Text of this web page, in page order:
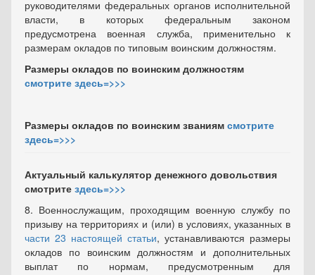
руководителями федеральных органов исполнительной
власти, в которых федеральным законом
предусмотрена военная служба, применительно к
размерам окладов по типовым воинским должностям.
Размеры окладов по воинским должностям
смотрите здесь=>>>
Размеры окладов по воинским званиям смотрите
здесь=>>>
Актуальный калькулятор денежного довольствия
смотрите здесь=>>>
8. Военнослужащим, проходящим военную службу по
призыву на территориях и (или) в условиях, указанных в
части 23 настоящей статьи, устанавливаются размеры
окладов по воинским должностям и дополнительных
выплат по нормам, предусмотренным для